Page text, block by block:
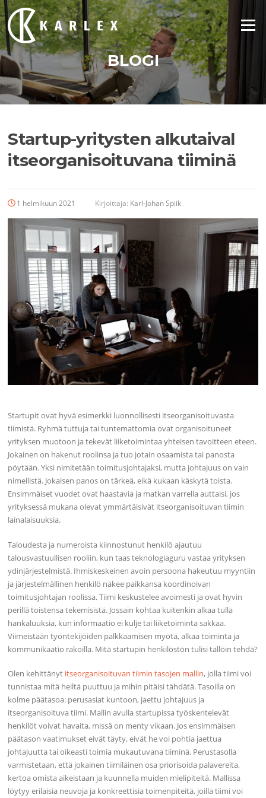
Siirry
suoraan
sisältöön
Valikko
BLOGI
Startup-yritysten alkutaival
itseorganisoituvana tiiminä
1 helmikuun 2021 Kirjoittaja: Karl-Johan Spiik
Startupit ovat hyvä esimerkki luonnollisesti itseorganisoituvasta
tiimistä. Ryhmä tuttuja tai tuntemattomia ovat organisoituneet
yrityksen muotoon ja tekevät liiketoimintaa yhteisen tavoitteen eteen.
Jokainen on hakenut roolinsa ja tuo jotain osaamista tai panosta
pöytään. Yksi nimitetään toimitusjohtajaksi, mutta johtajuus on vain
nimellistä. Jokaisen panos on tärkeä, eikä kukaan käskytä toista.
Ensimmäiset vuodet ovat haastavia ja matkan varrella auttaisi, jos
yrityksessä mukana olevat ymmärtäisivät itseorganisoituvan tiimin
lainalaisuuksia.
Taloudesta ja numeroista kiinnostunut henkilö ajautuu
talousvastuullisen rooliin, kun taas teknologiaguru vastaa yrityksen
ydinjärjestelmistä. Ihmiskeskeinen avoin persoona hakeutuu myyntiin
ja järjestelmällinen henkilö näkee paikkansa koordinoivan
toimitusjohtajan roolissa. Tiimi keskustelee avoimesti ja ovat hyvin
perillä toistensa tekemisistä. Jossain kohtaa kuitenkin alkaa tulla
hankaluuksia, kun informaatio ei kulje tai liiketoiminta sakkaa.
Viimeistään työntekijöiden palkkaamisen myötä, alkaa toiminta ja
kommunikaatio rakoilla. Mitä startupin henkilöstön tulisi tällöin tehdä?
Olen kehittänyt itseorganisoituvan tiimin tasojen mallin, jolla tiimi voi
tunnistaa mitä heiltä puuttuu ja mihin pitäisi tähdätä. Tasoilla on
kolme päätasoa: perusasiat kuntoon, jaettu johtajuus ja
itseorganisoituva tiimi. Mallin avulla startupissa työskentelevät
henkilöt voivat havaita, missä on menty vikaan. Jos ensimmäisen
päätason vaatimukset eivät täyty, eivät he voi pohtia jaettua
johtajuutta tai oikeasti toimia mukautuvana tiiminä. Perustasolla
varmistetaan, että jokainen tiimiläinen osa priorisoida palavereita,
kertoa omista aikeistaan ja kuunnella muiden mielipiteitä. Mallissa
löytyy erilaisia neuvoja ja konkreettisia toimenpiteitä, joilla tiimi voi